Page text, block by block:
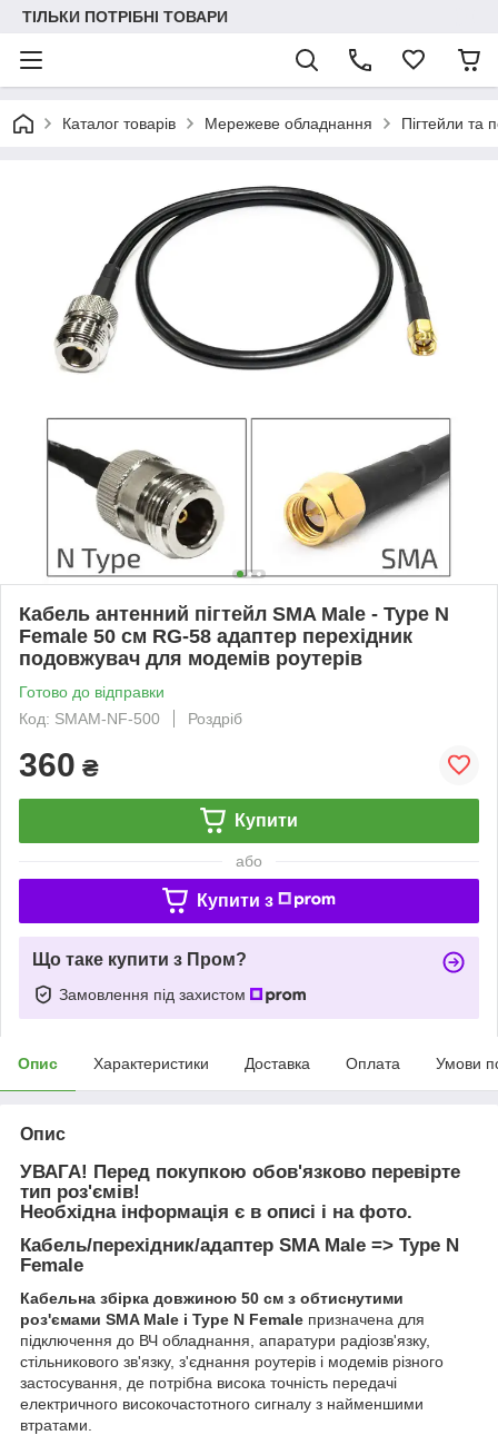
ТІЛЬКИ ПОТРІБНІ ТОВАРИ
Каталог товарів Мережеве обладнання Пігтейли та
Кабель антенний пігтейл SMA Male - Type N
Female 50 см RG-58 адаптер перехідник
подовжувач для модемів роутерів
Готово до відправки
Код: SMAM-NF-500
Роздріб
360 ₴
Купити
або
Купити з
Що таке купити з Пром?
Замовлення під захистом
Опис Характеристики Доставка Оплата Умови
Опис
УВАГА! Перед покупкою обов'язково перевірте
тип роз'ємів!
Необхідна інформація є в описі і на фото.
Кабель/перехідник/адаптер SMA Male => Type N
Female
Кабельна збірка довжиною 50 см з обтиснутими
роз'ємами SMA Male і Type N Female призначена для
підключення до ВЧ обладнання, апаратури радіозв'язку,
стільникового зв'язку, з'єднання роутерів і модемів різного
застосування, де потрібна висока точність передачі
електричного високочастотного сигналу з найменшими
втратами.